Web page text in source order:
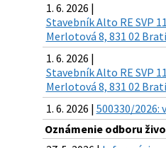
1. 6. 2026 |
Stavebník Alto RE SVP
Merlotová 8, 831 02
1. 6. 2026 |
Stavebník Alto RE SVP
Merlotová 8, 831 02
1. 6. 2026 | 500330/2026:
Oznámenie odboru